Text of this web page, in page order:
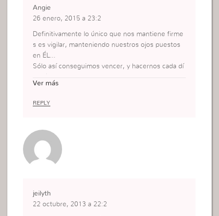
Angie
26 enero, 2015 a 23:2
Definitivamente lo único que nos mantiene firme
s es vigilar, manteniendo nuestros ojos puestos
en ÉL…
Sólo así conseguimos vencer, y hacernos cada dí
Ver más
REPLY
jeilyth
22 octubre, 2013 a 22:2